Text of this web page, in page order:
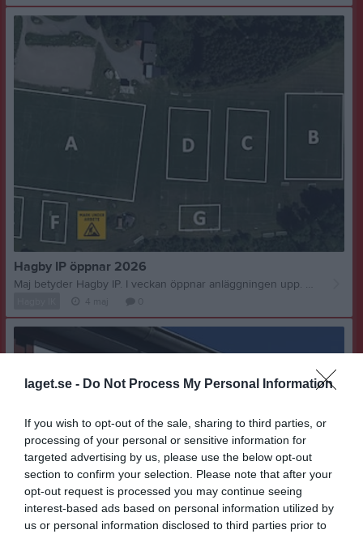
laget.se - Do Not Process My Personal Information
If you wish to opt-out of the sale, sharing to third parties, or
processing of your personal or sensitive information for
targeted advertising by us, please use the below opt-out
section to confirm your selection. Please note that after your
opt-out request is processed you may continue seeing
interest-based ads based on personal information utilized by
us or personal information disclosed to third parties prior to
Hagby IP öppnar 2026
Maj betyder Hagby IP. I veckan öppnar anläggningen upp. Vi hade en lyckad öppningsdag och tackar alla närvarande för den hjälp klubben fick. På bilden ser ni en plankarta samt ett område som är under arbete. Vi ber alla hjälpas åt, att inte beträda den delen. I övrigt har herrlaget riktigt hemmapremiär på torsdag, 18:45. Välkomna ner och titta på vad vissa kallar för fotboll. Damlaget spelar redan ikväll 20.00 på katedralskolan. Lagets första seriematch sen återkomsten. Man går in hårt och spelar div 1 direkt.